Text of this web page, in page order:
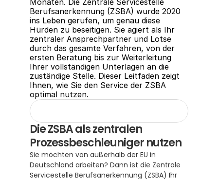
Monaten. Die Zentrale Servicestelle
Berufsanerkennung (ZSBA) wurde 2020
ins Leben gerufen, um genau diese
Hürden zu beseitigen. Sie agiert als Ihr
zentraler Ansprechpartner und Lotse
durch das gesamte Verfahren, von der
ersten Beratung bis zur Weiterleitung
Ihrer vollständigen Unterlagen an die
zuständige Stelle. Dieser Leitfaden zeigt
Ihnen, wie Sie den Service der ZSBA
optimal nutzen.
Die ZSBA als zentralen
Prozessbeschleuniger nutzen
Sie möchten von außerhalb der EU in
Deutschland arbeiten? Dann ist die Zentrale
Servicestelle Berufsanerkennung (ZSBA) Ihr